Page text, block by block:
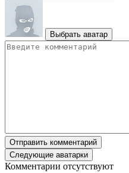
Выбрать аватар
Отправить комментарий
Следующие аватарки
Комментарии отсутствуют